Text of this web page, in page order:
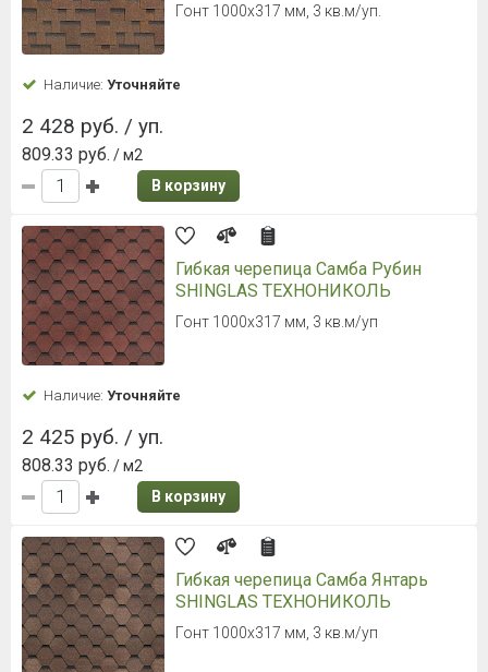
Гонт 1000х317 мм, 3 кв.м/уп.
Наличие: Уточняйте
2 428 руб. / уп.
809.33 руб. / м2
В корзину
Гибкая черепица Самба Рубин
SHINGLAS ТЕХНОНИКОЛЬ
Гонт 1000х317 мм, 3 кв.м/уп
Наличие: Уточняйте
2 425 руб. / уп.
808.33 руб. / м2
В корзину
Гибкая черепица Самба Янтарь
SHINGLAS ТЕХНОНИКОЛЬ
Гонт 1000х317 мм, 3 кв.м/уп